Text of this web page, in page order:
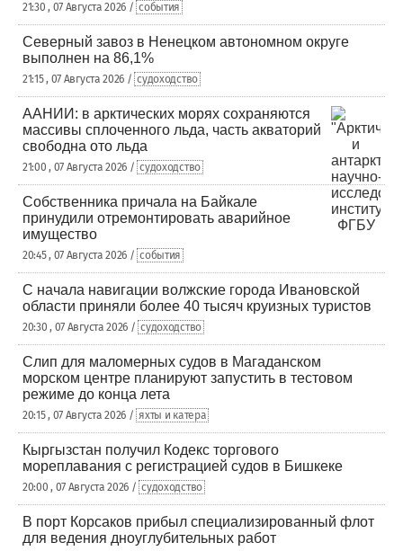
21:30 , 07 Августа 2026 / события
Северный завоз в Ненецком автономном округе
выполнен на 86,1%
21:15 , 07 Августа 2026 / судоходство
ААНИИ: в арктических морях сохраняются
массивы сплоченного льда, часть акваторий
свободна ото льда
21:00 , 07 Августа 2026 / судоходство
Собственника причала на Байкале
принудили отремонтировать аварийное
имущество
20:45 , 07 Августа 2026 / события
С начала навигации волжские города Ивановской
области приняли более 40 тысяч круизных туристов
20:30 , 07 Августа 2026 / судоходство
Слип для маломерных судов в Магаданском
морском центре планируют запустить в тестовом
режиме до конца лета
20:15 , 07 Августа 2026 / яхты и катера
Кыргызстан получил Кодекс торгового
мореплавания с регистрацией судов в Бишкеке
20:00 , 07 Августа 2026 / судоходство
В порт Корсаков прибыл специализированный флот
для ведения дноуглубительных работ